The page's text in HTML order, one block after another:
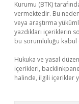
Kurumu (BTK)
vermektedir. Bu
veya araştırma
yazdıkları içeriklerin
bu sorumluluğu kabul
Hukuka ve yasal
içerikleri,
halinde, ilgili içerikler